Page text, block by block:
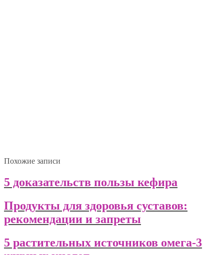
Похожие записи
5 доказательств пользы кефира
Продукты для здоровья суставов:
рекомендации и запреты
5 растительных источников омега-3